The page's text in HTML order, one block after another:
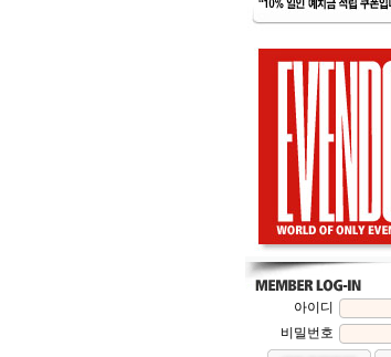
아이디
비밀번호